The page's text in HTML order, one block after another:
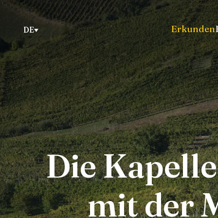
DE Erkunden
Die
mit der